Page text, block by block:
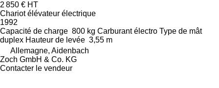
2 850 € HT
Chariot élévateur électrique
1992
Capacité de charge 800 kg Carburant électro Type de mât
duplex Hauteur de levée 3,55 m
Allemagne, Aidenbach
Zoch GmbH & Co. KG
Contacter le vendeur